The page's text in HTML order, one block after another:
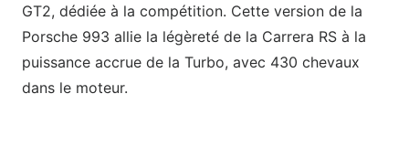
GT2, dédiée à la compétition. Cette version de la
Porsche 993 allie la légèreté de la Carrera RS à la
puissance accrue de la Turbo, avec 430 chevaux
dans le moteur.